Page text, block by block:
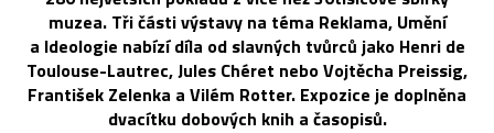
muzea. Tři části výstavy na téma Reklama, Umění
a Ideologie nabízí díla od slavných tvůrců jako Henri de
Toulouse-Lautrec, Jules Chéret nebo Vojtěcha Preissig,
František Zelenka a Vilém Rotter. Expozice je doplněna
dvacítku dobových knih a časopisů.